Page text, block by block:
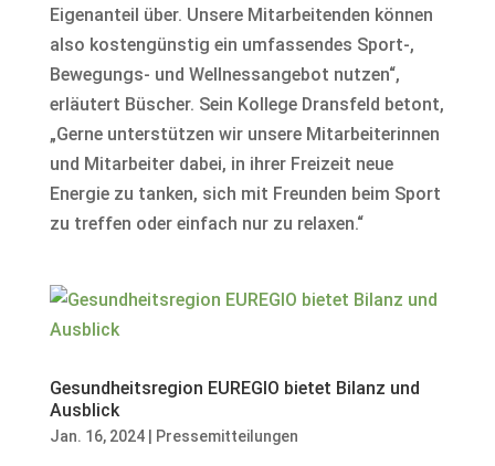
Eigenanteil über. Unsere Mitarbeitenden können
also kostengünstig ein umfassendes Sport-,
Bewegungs- und Wellnessangebot nutzen“,
erläutert Büscher. Sein Kollege Dransfeld betont,
„Gerne unterstützen wir unsere Mitarbeiterinnen
und Mitarbeiter dabei, in ihrer Freizeit neue
Energie zu tanken, sich mit Freunden beim Sport
zu treffen oder einfach nur zu relaxen.“
Gesundheitsregion EUREGIO bietet Bilanz und
Ausblick
Jan. 16, 2024| Pressemitteilungen